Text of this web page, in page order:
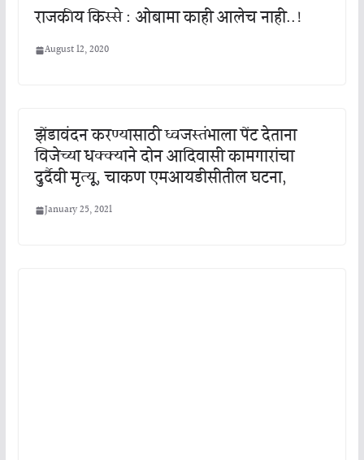
राजकीय किस्से : ओबामा काही आलेच नाही..!
August 12, 2020
झेंडावंदन करण्यासाठी ध्वजस्तंभाला पेंट देताना
विजेच्या धक्क्याने दोन आदिवासी कामगारांचा
दुर्दैवी मृत्यू, चाकण एमआयडीसीतील घटना,
January 25, 2021